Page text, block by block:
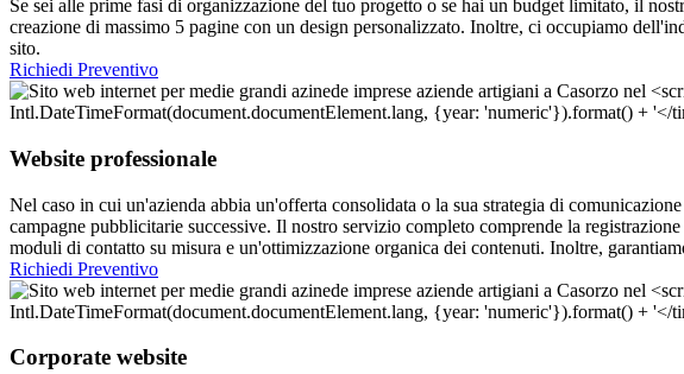
Se sei alle prime fasi di organizzazione del tuo progetto o se hai un budget limitato, il
creazione di massimo 5 pagine con un design personalizzato. Inoltre, ci occupiamo
sito.
Richiedi Preventivo
Website professionale
Nel caso in cui un'azienda abbia un'offerta consolidata o la sua strategia di
campagne pubblicitarie successive. Il nostro servizio completo comprende la
moduli di contatto su misura e un'ottimizzazione organica dei contenuti. Inoltre,
Richiedi Preventivo
Corporate website